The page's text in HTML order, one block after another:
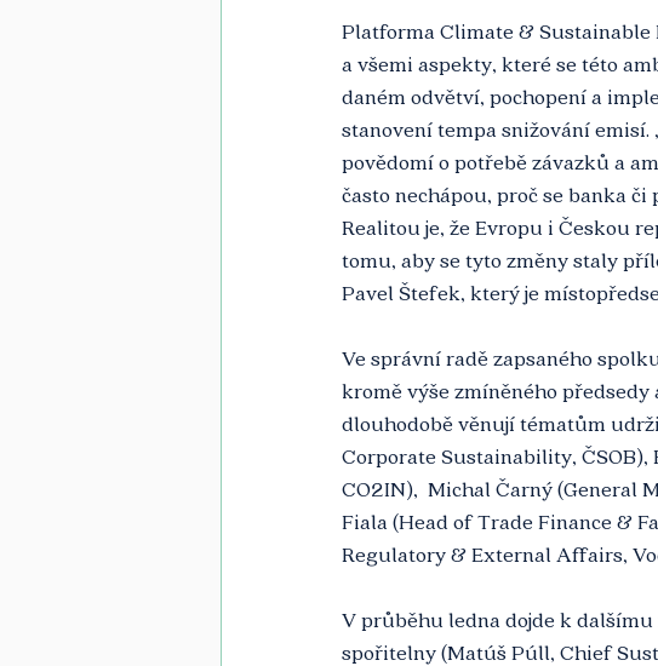
Platforma Climate & Sustainable
a všemi aspekty, které se této
daném odvětví, pochopení a
stanovení tempa snižování
povědomí o potřebě závazků a
často nechápou, proč se banka
Realitou je, že Evropu i Českou
tomu, aby se tyto změny staly
Pavel Štefek, který je
Ve správní radě zapsaného
kromě výše zmíněného
dlouhodobě věnují tématům
Corporate Sustainability,
CO2IN),  Michal Čarný (General
Fiala (Head of Trade Finance &
Regulatory & External Affairs,
V průběhu ledna dojde k
spořitelny (Matúš Púll, Chief